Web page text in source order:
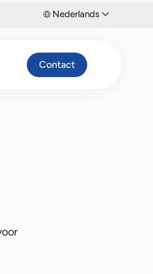
Nederlands
Contact